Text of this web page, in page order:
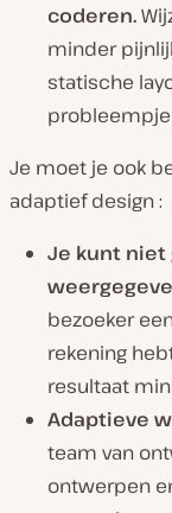
coderen.
minder
statische
Je moet je ook
adaptief design :
Je kunt niet
bezoeker
rekening
resultaat
Adaptieve
team van
ontwerpen